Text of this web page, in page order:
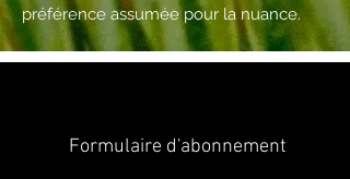
préférence assumée pour la nuance.
Formulaire d'abonnement